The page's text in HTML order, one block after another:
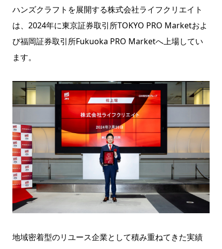
ハンズクラフトを展開する株式会社ライフクリエイト
は、2024年に東京証券取引所TOKYO PRO Marketおよ
び福岡証券取引所Fukuoka PRO Marketへ上場してい
ます。
地域密着型のリユース企業として積み重ねてきた実績